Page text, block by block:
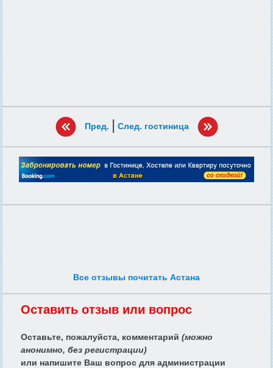
Пред. | След. гостиница
Все отзывы почитать Астана
Оставить отзыв или вопрос
Оставьте, пожалуйста, комментарий (можно
анонимно, без регистрации)
или напишите Ваш вопрос для администрации